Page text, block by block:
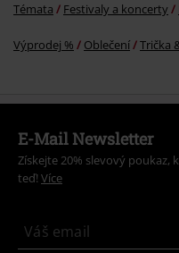
Témata Festivaly a koncerty
Výprodej % Oblečení Trička
E-Mail Newsletter
Získejte 20% slevový poukaz,
teď! Více